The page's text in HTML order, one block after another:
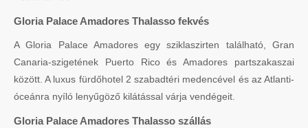
Gloria Palace Amadores Thalasso fekvés
A Gloria Palace Amadores egy sziklaszirten található, Gran
Canaria-szigetének Puerto Rico és Amadores partszakaszai
között. A luxus fürdőhotel 2 szabadtéri medencével és az Atlanti-
óceánra nyíló lenyűgöző kilátással várja vendégeit.
Gloria Palace Amadores Thalasso szállás